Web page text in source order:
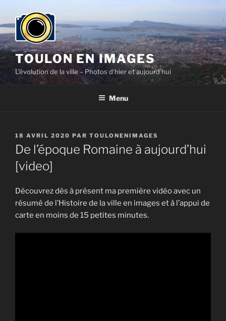
contenu
principal
TOULON EN IMAGES
L'évolution de la ville – Photos d'hier et aujourd'hui
Menu
PUBLIÉ
LE
18 AVRIL 2020 PAR TOULONENIMAGES
De l’époque Romaine à aujourd’hui
[video]
Découvrez dès à présent ma première vidéo avec un
résumé de l’Histoire de la ville en images et à l’appui de
carte en moins de 15 petites minutes.